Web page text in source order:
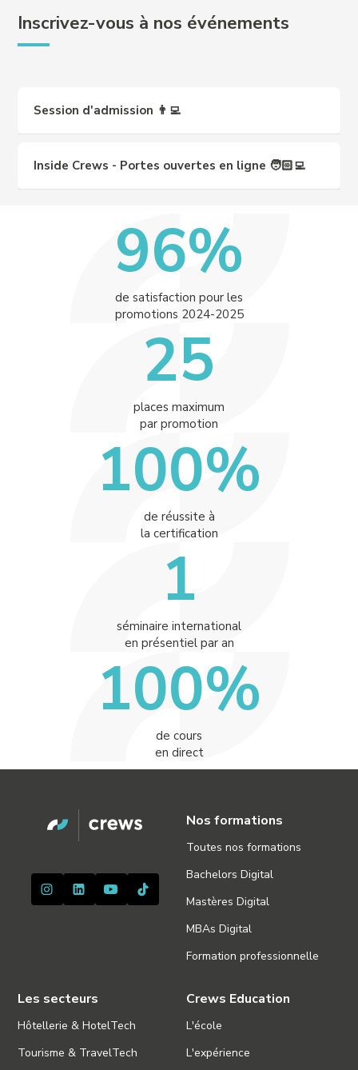
Inscrivez-vous à nos événements
Session d'admission 👨‍💻
Inside Crews - Portes ouvertes en ligne 🧑🏻‍💻
96%
de satisfaction pour les
promotions 2024-2025
25
places maximum
par promotion
100%
de réussite à
la certification
1
séminaire international
en présentiel par an
100%
de cours
en direct
Nos formations
Toutes nos formations
Bachelors Digital
Mastères Digital
MBAs Digital
Formation professionnelle
Les secteurs
Hôtellerie & HotelTech
Tourisme & TravelTech
Crews Education
L'école
L'expérience